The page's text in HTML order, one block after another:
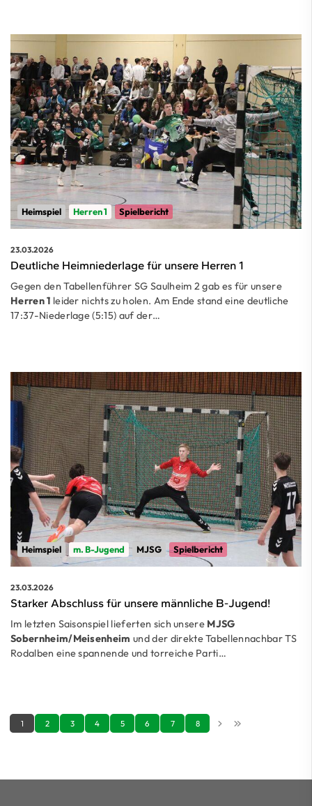
Heimspiel Herren 1 Spielbericht
23.03.2026
Deutliche Heimniederlage für unsere Herren 1
Gegen den Tabellenführer SG Saulheim 2 gab es für unsere
Herren 1 leider nichts zu holen. Am Ende stand eine deutliche
17:37-Niederlage (5:15) auf der…
Heimspiel m. B-Jugend MJSG Spielbericht
23.03.2026
Starker Abschluss für unsere männliche B-Jugend!
Im letzten Saisonspiel lieferten sich unsere MJSG
Sobernheim/Meisenheim und der direkte Tabellennachbar TS
Rodalben eine spannende und torreiche Parti…
1 2 3 4 5 6 7 8